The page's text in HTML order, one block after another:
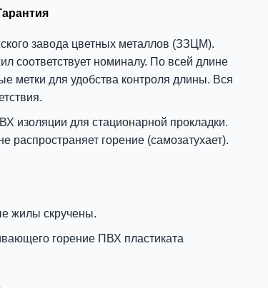
завода цветных металлов (ЗЗЦМ).
соответствует номиналу. По всей длине
метки для удобства контроля длины. Вся
изоляции для стационарной прокладки.
распространяет горение (самозатухает).
жилы скручены.
горение ПВХ пластиката